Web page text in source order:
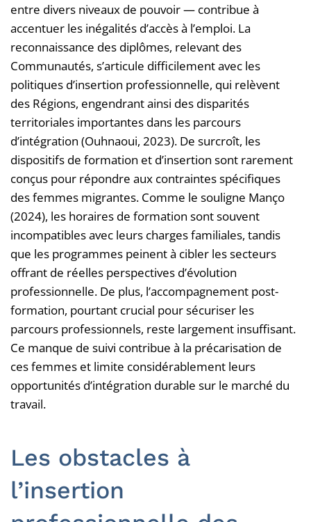
entre divers niveaux de pouvoir — contribue à
accentuer les inégalités d’accès à l’emploi. La
reconnaissance des diplômes, relevant des
Communautés, s’articule difficilement avec les
politiques d’insertion professionnelle, qui relèvent
des Régions, engendrant ainsi des disparités
territoriales importantes dans les parcours
d’intégration (Ouhnaoui, 2023). De surcroît, les
dispositifs de formation et d’insertion sont rarement
conçus pour répondre aux contraintes spécifiques
des femmes migrantes. Comme le souligne Manço
(2024), les horaires de formation sont souvent
incompatibles avec leurs charges familiales, tandis
que les programmes peinent à cibler les secteurs
offrant de réelles perspectives d’évolution
professionnelle. De plus, l’accompagnement post-
formation, pourtant crucial pour sécuriser les
parcours professionnels, reste largement insuffisant.
Ce manque de suivi contribue à la précarisation de
ces femmes et limite considérablement leurs
opportunités d’intégration durable sur le marché du
travail.
Les obstacles à
l’insertion